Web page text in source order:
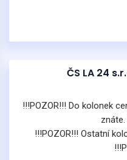
ČS LA 24
!!!POZOR!!! Do kolonek
znáte.
!!!POZOR!!! Ostatní